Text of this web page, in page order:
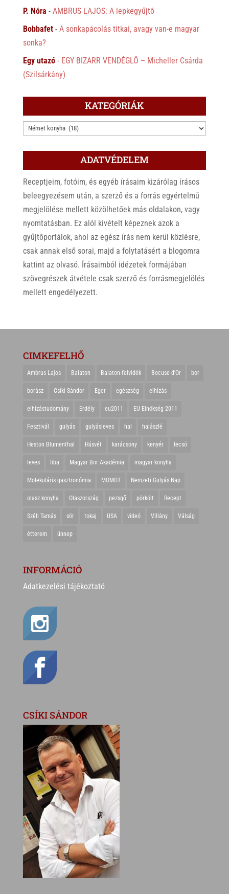
P. Nóra - AMBRUS LAJOS: A lepkegyűjtő
Bobbafet- A sonkapácolás titkai, avagy van-e magyar
sonka?
Egy utazó- EGY BIZARR VENDÉGLŐ – Micheller Csárda
(Szilsárkány)
KATEGÓRIÁK
KATEGÓRIÁK
ADATVÉDELEM
Receptjeim, fotóim, és egyéb írásaim kizárólag írásos
beleegyezésem után, a szerző és a forrás egyértelmű
megjelölése mellett közölhetőek más oldalakon, vagy
nyomtatásban. Ez alól kivételt képeznek azok a
gyűjtőportálok, ahol az egész írás nem kerül közlésre,
csak annak első sorai, majd a folytatásért a blogomra
kattint az olvasó. Írásaimból idézetek formájában
szövegrészek átvétele csak szerző és forrásmegjelölés
mellett engedélyezett.
CIMKEFELHŐ
Ambrus Lajos Balaton Balaton-felvidék Bocuse d'Or bor
borász Csíki Sándor Eger egészség elhízás
elhízástudomány Erdély eu2011 EU Elnökség 2011
Fesztivál gulyás gulyásleves hal halászlé
Heston Blumenthal Húsvét karácsony kenyér lecsó
leves liba Magyar Bor Akadémia magyar konyha
Molekuláris gasztronómia MOMOT Nemzeti Gulyás Nap
olasz konyha Olaszország pezsgő pörkölt Recept
Széll Tamás sör tokaj USA videó Villány Válság
étterem ünnep
INFORMÁCIÓ
Adatkezelési tájékoztató
CSÍKI SÁNDOR